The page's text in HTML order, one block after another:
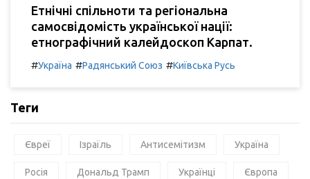
Етнічні спільноти та регіональна
самосвідомість української нації:
етнографічний калейдоскоп Карпат.
#Україна #Радянський Союз #Київська Русь
Теги
Євреї Ізраїль Антисемітизм Україна
Росія Дональд Трамп Українці Європа